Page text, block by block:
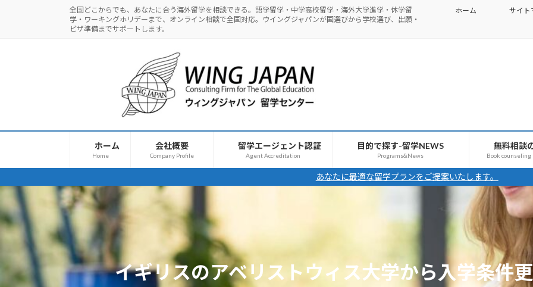
プ
動
全国どこからでも、あなたに合う海外留学を相談できる。語学留学・中学高校留学・海外大学進学・休学留
学・ワーキングホリデーまで、オンライン相談で全国対応。ウイングジャパンが国選びから学校選び、出願・
ビザ準備までサポートします。
ホーム サイト
ホーム
Home
会社概要
Company Profile
留学エージェント認証
Agent Accreditation
目的で探す-留学NEWS
Programs&News
無料相談
Book counseling
あなたに最適な留学プランをご提案いたします。
イギリスのアベリストウィス大学から入学条件